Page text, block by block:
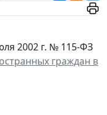
2002 г. № 115-ФЗ
граждан в